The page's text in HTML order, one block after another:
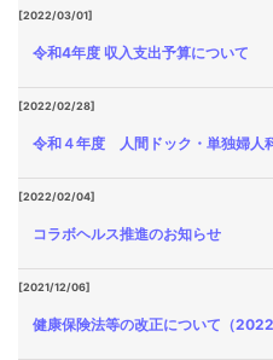
[2022/03/01]
令和4年度 収入支出予算について
[2022/02/28]
令和４年度 人間ドック・単独婦人
[2022/02/04]
コラボヘルス推進のお知らせ
[2021/12/06]
健康保険法等の改正について（2022